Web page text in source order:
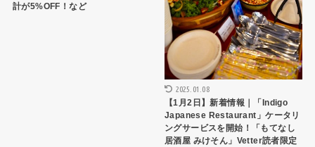
計が5%OFF！など
2025.01.08
【1月2日】新着情報｜「Indigo
Japanese Restaurant」ケータリ
ングサービスを開始！「もてなし
居酒屋 みけそん」Vetter読者限定